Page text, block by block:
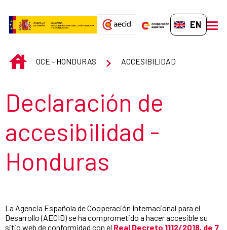
EN-GB
INICIOOCE - HONDURAS ACCESIBILIDAD
Section title
Declaración de
accesibilidad -
Honduras
La Agencia Española de Cooperación Internacional para el
Desarrollo (AECID) se ha comprometido a hacer accesible su
sitio web de conformidad con el Real Decreto 1112/2018, de 7